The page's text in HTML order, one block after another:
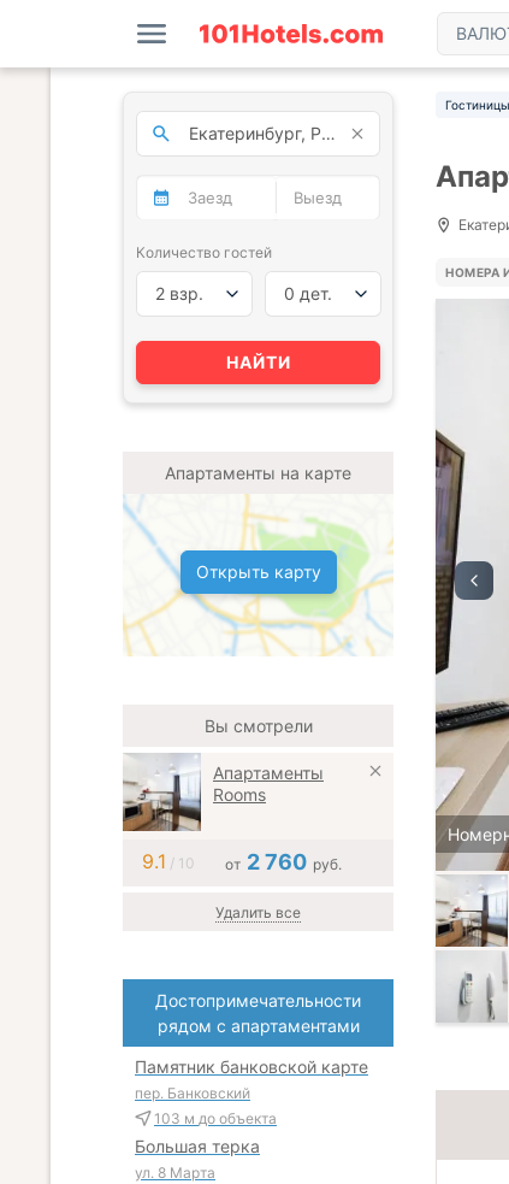
НОМЕРА
Количество гостей
2 взр. 0 дет.
НАЙТИ
Апартаменты на карте
Открыть карту
Вы смотрели
Апартаменты
Rooms
9.1 / 10 от 2 760 руб.
Удалить все
Достопримечательности
рядом с апартаментами
Памятник банковской карте
пер. Банковский
103 м до объекта
Большая терка
ул. 8 Марта